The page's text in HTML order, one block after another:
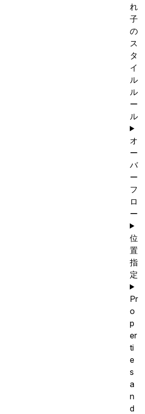
れ
子
の
ス
タ
イ
ル
ル
ー
ル
オ
ー
バ
ー
フ
ロ
ー
位
置
指
定
Pr
o
p
er
ti
e
s
a
n
d